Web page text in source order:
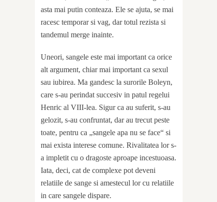
asta mai putin conteaza. Ele se ajuta, se mai
racesc temporar si vag, dar totul rezista si
tandemul merge inainte.
Uneori, sangele este mai important ca orice
alt argument, chiar mai important ca sexul
sau iubirea. Ma gandesc la surorile Boleyn,
care s-au perindat succesiv in patul regelui
Henric al VIII-lea. Sigur ca au suferit, s-au
gelozit, s-au confruntat, dar au trecut peste
toate, pentru ca „sangele apa nu se face“ si
mai exista interese comune. Rivalitatea lor s-
a impletit cu o dragoste aproape incestuoasa.
Iata, deci, cat de complexe pot deveni
relatiile de sange si amestecul lor cu relatiile
in care sangele dispare.